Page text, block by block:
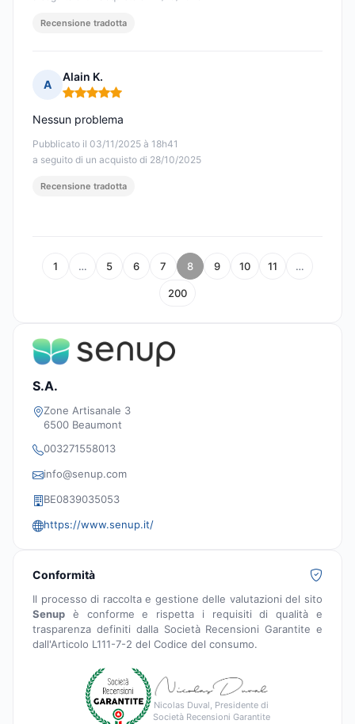
Recensione tradotta
A
Alain K.
Nota: 5 su 5
Pubblicato il 03/11/2025 à 18h41
a seguito di un acquisto di 28/10/2025
Nessun problema
Recensione tradotta
1 … 5 6 7 8 9 10 11 …
200
S.A.
Zone Artisanale 3
6500 Beaumont
003271558013
info@senup.com
BE0839035053
https://www.senup.it/
Conformità
Il processo di raccolta e gestione delle valutazioni del sito
Senup è conforme e rispetta i requisiti di qualità e
trasparenza definiti dalla Società Recensioni Garantite e
dall'Articolo L111-7-2 del Codice del consumo.
Nicolas Duval, Presidente di
Società Recensioni Garantite